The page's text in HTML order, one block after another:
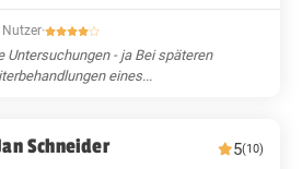
·
Untersuchungen - ja Bei späteren
eines...
Schneider 5(10)